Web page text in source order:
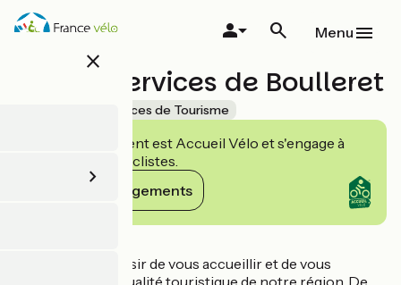
Aller
au
close
Menu
France Services de Boulleret
Offices de Tourisme
Cet établissement est Accueil Vélo et s'engage à
accueillir des cyclistes.
Voir ses engagements
Karine aura le plaisir de vous accueillir et de vous
informer sur l'actualité touristique de notre région. De